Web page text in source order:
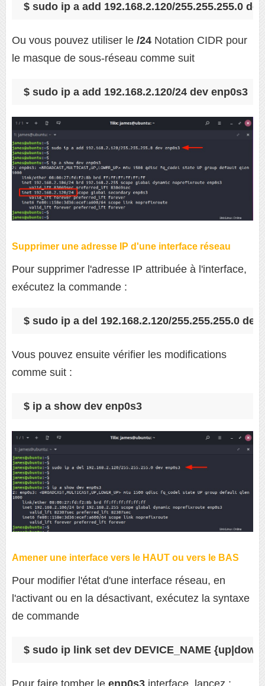
$ sudo ip a add 192.168.2.120/255.255.255.0
Ou vous pouvez utiliser le /24 Notation CIDR pour
le masque de sous-réseau comme suit
$ sudo ip a add 192.168.2.120/24 dev enp0s3
Supprimer une adresse IP d'une interface réseau
Pour supprimer l'adresse IP attribuée à l'interface,
exécutez la commande :
$ sudo ip a del 192.168.2.120/255.255.255.0 dev
Vous pouvez ensuite vérifier les modifications
comme suit :
$ ip a show dev enp0s3
Amener une interface vers le HAUT ou vers le BAS
Pour modifier l'état d'une interface réseau, en
l'activant ou en la désactivant, exécutez la syntaxe
de commande
$ sudo ip link set dev DEVICE_NAME
Pour faire tomber le enp0s3 interface, lancez :